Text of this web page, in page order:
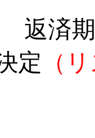
返
定 （